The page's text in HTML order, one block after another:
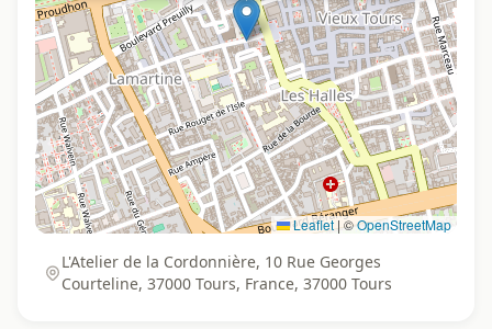
Leaflet|©OpenStreetMap
L'Atelier de la Cordonnière, 10 Rue Georges
Courteline, 37000 Tours, France, 37000 Tours